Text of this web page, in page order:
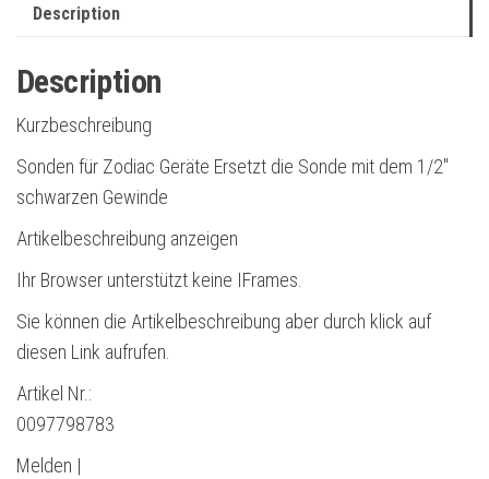
Description
Description
Kurzbeschreibung
Sonden für Zodiac Geräte Ersetzt die Sonde mit dem 1/2″
schwarzen Gewinde
Artikelbeschreibung anzeigen
Ihr Browser unterstützt keine IFrames.
Sie können die Artikelbeschreibung aber durch klick auf
diesen Link aufrufen.
Artikel Nr.:
0097798783
Melden |